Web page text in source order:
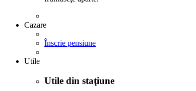
Cazare
Înscrie pensiune
Utile
Utile din staţiune